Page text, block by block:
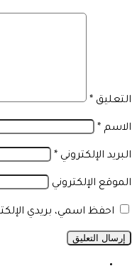
التعليق *
الاسم *
البريد الإلكتروني *
الموقع الإلكتروني
احفظ اسمي، بريدي